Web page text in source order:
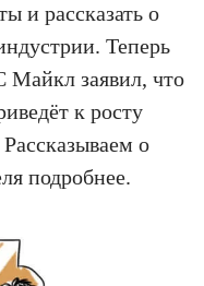
и рассказать о
Теперь
Майкл заявил, что
к росту
о
подробнее.